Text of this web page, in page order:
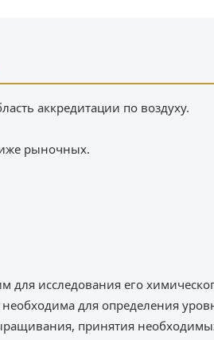
аккредитации по воздуху.
рыночных.
для исследования его
для определения
принятия